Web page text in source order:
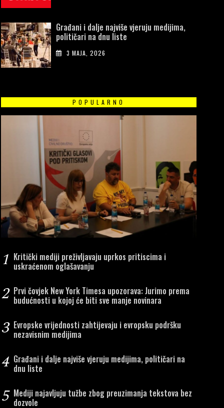
Građani i dalje najviše vjeruju medijima,
političari na dnu liste
3 MAJA, 2026
POPULARNO
1 Kritički mediji preživljavaju uprkos pritiscima i
uskraćenom oglašavanju
2 Prvi čovjek New York Timesa upozorava: Jurimo prema
budućnosti u kojoj će biti sve manje novinara
3 Evropske vrijednosti zahtijevaju i evropsku podršku
nezavisnim medijima
4 Građani i dalje najviše vjeruju medijima, političari na
dnu liste
5 Mediji najavljuju tužbe zbog preuzimanja tekstova bez
dozvole